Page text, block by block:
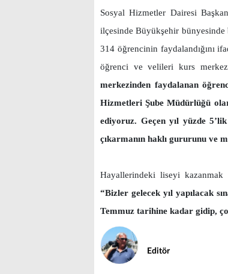
Sosyal Hizmetler Dairesi
ilçesinde Büyükşehir
314 öğrencinin faydalandığını
öğrenci ve velileri kurs
merkezinden faydalanan
Hizmetleri Şube Müdürlüğü
ediyoruz. Geçen yıl yüzde
çıkarmanın haklı gururunu ve
Hayallerindeki liseyi
“Bizler gelecek yıl yapılacak
Temmuz tarihine kadar gidip,
Editör